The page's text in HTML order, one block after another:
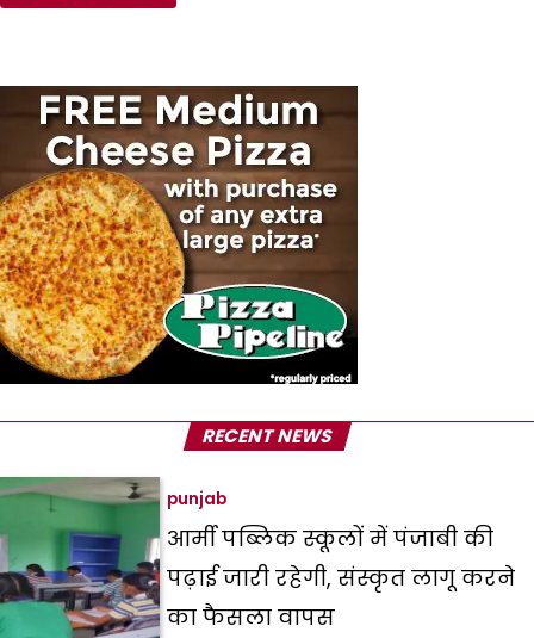
RECENT NEWS
punjab
आर्मी पब्लिक स्कूलों में पंजाबी की
पढ़ाई जारी रहेगी, संस्कृत लागू करने
का फैसला वापस